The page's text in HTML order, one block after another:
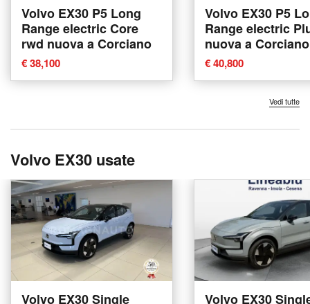
Volvo EX30 P5 Long
Range electric Core
rwd nuova a Corciano
€ 38,100
Volvo EX30 P5
Range electric
nuova a Corciano
€ 40,800
Vedi tutte
Volvo EX30 usate
Volvo EX30 Single
Volvo EX30